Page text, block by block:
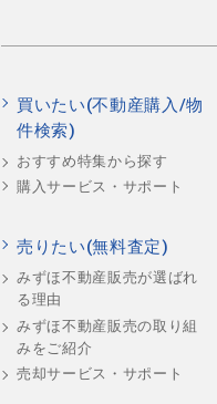
買いたい(不動産購入/物
件検索)
おすすめ特集から探す
購入サービス・サポート
売りたい(無料査定)
みずほ不動産販売が選ばれ
る理由
みずほ不動産販売の取り組
みをご紹介
売却サービス・サポート